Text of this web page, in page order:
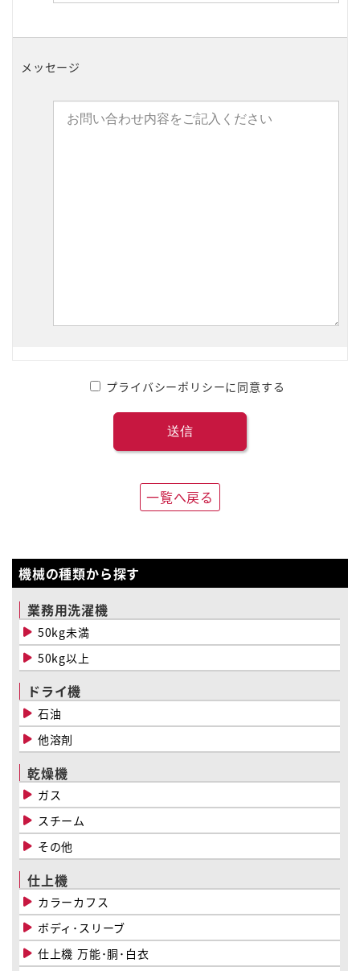
メッセージ
プライバシーポリシーに同意する
一覧へ戻る
機械の種類から探す
業務用洗濯機
50kg未満
50kg以上
ドライ機
石油
他溶剤
乾燥機
ガス
スチーム
その他
仕上機
カラーカフス
ボディ･スリーブ
仕上機 万能･胴･白衣